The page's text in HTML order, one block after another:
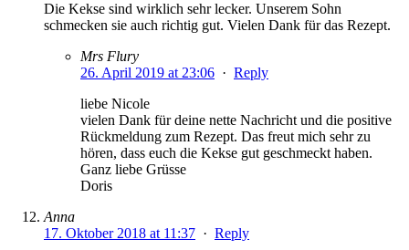
Die Kekse sind wirklich sehr lecker. Unserem Sohn
schmecken sie auch richtig gut. Vielen Dank für das Rezept.
Mrs Flury
26. April 2019 at 23:06 · Reply
liebe Nicole
vielen Dank für deine nette Nachricht und die positive
Rückmeldung zum Rezept. Das freut mich sehr zu
hören, dass euch die Kekse gut geschmeckt haben.
Ganz liebe Grüsse
Doris
Anna
17. Oktober 2018 at 11:37 · Reply